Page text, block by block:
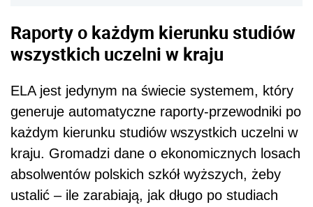
Raporty o każdym kierunku studiów
wszystkich uczelni w kraju
ELA jest jedynym na świecie systemem, który
generuje automatyczne raporty-przewodniki po
każdym kierunku studiów wszystkich uczelni w
kraju. Gromadzi dane o ekonomicznych losach
absolwentów polskich szkół wyższych, żeby
ustalić – ile zarabiają, jak długo po studiach